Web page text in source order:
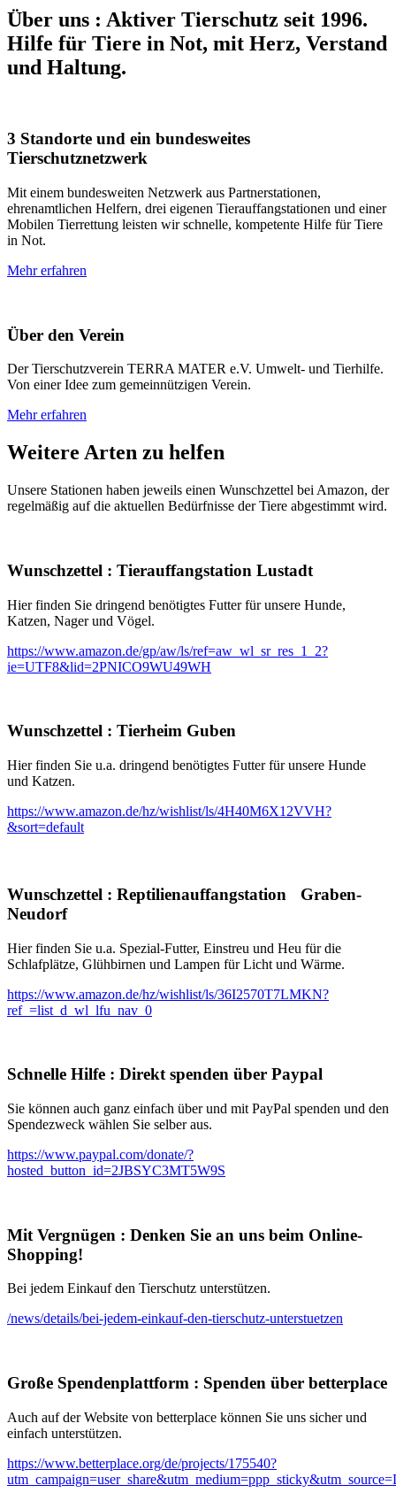
Über uns : Aktiver Tierschutz seit 1996.
Hilfe für Tiere in Not, mit Herz, Verstand
und Haltung.
3 Standorte und ein bundesweites
Tierschutznetzwerk
Mit einem bundesweiten Netzwerk aus Partnerstationen,
ehrenamtlichen Helfern, drei eigenen Tierauffangstationen und einer
Mobilen Tierrettung leisten wir schnelle, kompetente Hilfe für Tiere
in Not.
Mehr erfahren
Über den Verein
Der Tierschutzverein TERRA MATER e.V. Umwelt- und Tierhilfe.
Von einer Idee zum gemeinnützigen Verein.
Mehr erfahren
Weitere Arten zu helfen
Unsere Stationen haben jeweils einen Wunschzettel bei Amazon, der
regelmäßig auf die aktuellen Bedürfnisse der Tiere abgestimmt wird.
Wunschzettel : Tierauffangstation Lustadt
Hier finden Sie dringend benötigtes Futter für unsere Hunde,
Katzen, Nager und Vögel.
https://www.amazon.de/gp/aw/ls/ref=aw_wl_sr_res_1_2?
ie=UTF8&lid=2PNICO9WU49WH
Wunschzettel : Tierheim Guben
Hier finden Sie u.a. dringend benötigtes Futter für unsere Hunde
und Katzen.
https://www.amazon.de/hz/wishlist/ls/4H40M6X12VVH?
&sort=default
Wunschzettel : Reptilienauffangstation Graben-
Neudorf
Hier finden Sie u.a. Spezial-Futter, Einstreu und Heu für die
Schlafplätze, Glühbirnen und Lampen für Licht und Wärme.
https://www.amazon.de/hz/wishlist/ls/36I2570T7LMKN?
ref_=list_d_wl_lfu_nav_0
Schnelle Hilfe : Direkt spenden über Paypal
Sie können auch ganz einfach über und mit PayPal spenden und den
Spendezweck wählen Sie selber aus.
https://www.paypal.com/donate/?
hosted_button_id=2JBSYC3MT5W9S
Mit Vergnügen : Denken Sie an uns beim Online-
Shopping!
Bei jedem Einkauf den Tierschutz unterstützen.
/news/details/bei-jedem-einkauf-den-tierschutz-unterstuetzen
Große Spendenplattform : Spenden über betterplace
Auch auf der Website von betterplace können Sie uns sicher und
einfach unterstützen.
https://www.betterplace.org/de/projects/175540?